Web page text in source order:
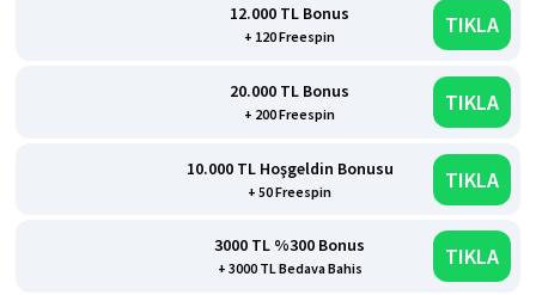
12.000 TL Bonus
+ 120 Freespin TIKLA
20.000 TL Bonus
+ 200 Freespin TIKLA
10.000 TL Hoşgeldin Bonusu
+ 50 Freespin TIKLA
3000 TL %300 Bonus
+ 3000 TL Bedava Bahis TIKLA